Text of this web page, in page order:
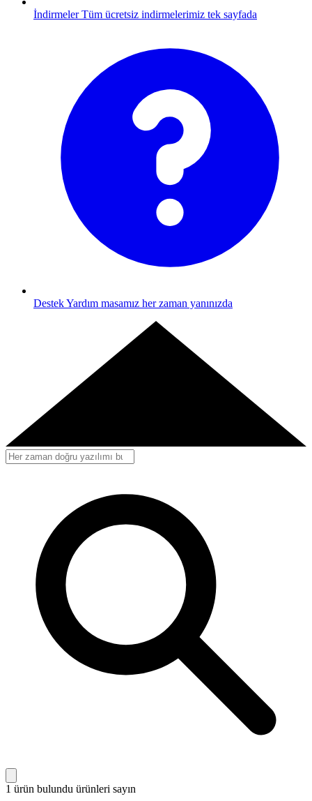
İndirmeler Tüm ücretsiz indirmelerimiz tek sayfada
DestekYardım masamız her zaman yanınızda
1 ürün bulundu ürünleri sayın